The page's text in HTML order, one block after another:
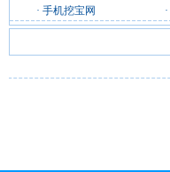
· 手机挖宝网 ·